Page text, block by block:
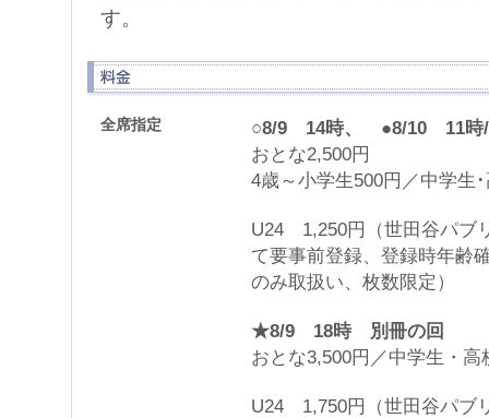
す。
全席指定
○8/9 14時、 ●8/10 11時/
おとな2,500円
4歳～小学生500円／中学生
U24 1,250円（世田谷パブ
て要事前登録、登録時年齢
のみ取扱い、枚数限定）
★8/9 18時 別冊の回
おとな3,500円／中学生・高
U24 1,750円（世田谷パブ